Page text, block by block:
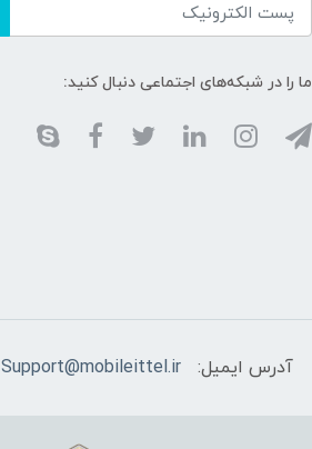
ما را در شبکه‌های اجتماعی دنبال کنید:
آدرس ایمیل: Support@mobileittel.ir